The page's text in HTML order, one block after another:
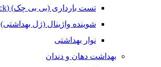
تست بارداری (بی بی چک) (baby check)
شوینده واژینال (ژل بهداشتی)
نوار بهداشتی
بهداشت دهان و دندان